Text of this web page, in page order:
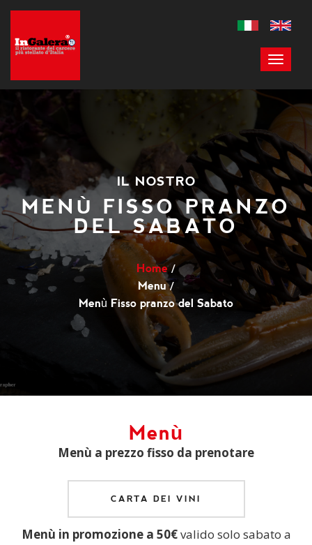
IL NOSTRO
MENÙ FISSO PRANZO
DEL SABATO
Home
Menu
Menù Fisso pranzo del Sabato
Menù
Menù a prezzo fisso da prenotare
CARTA DEI VINI
Menù in promozione a 50€valido solo sabato a